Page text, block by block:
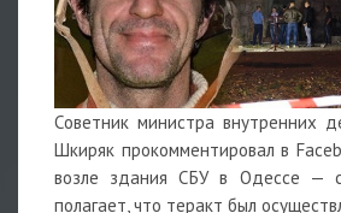
Советник министра внутренних
Шкиряк прокомментировал в
возле здания СБУ в Одессе —
полагает, что теракт был